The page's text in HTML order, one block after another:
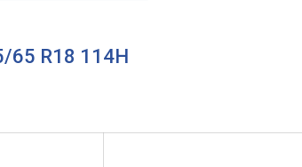
65 R18 114H